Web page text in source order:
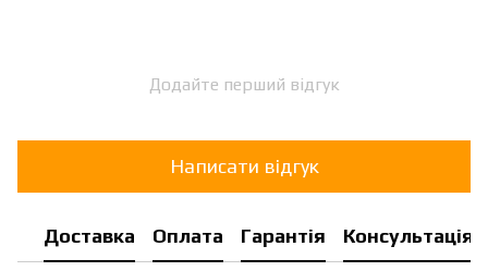
Додайте перший відгук
Написати відгук
Доставка Оплата Гарантія Консультація